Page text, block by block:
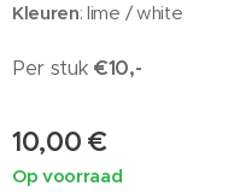
Kleuren: lime / white
Per stuk€10,-
10,00 €
Op voorraad